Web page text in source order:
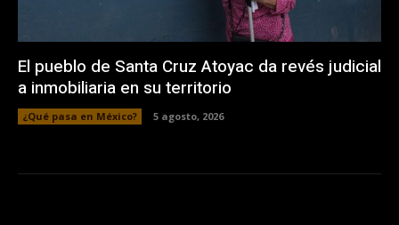
El pueblo de Santa Cruz Atoyac da revés judicial
a inmobiliaria en su territorio
¿Qué pasa en México? 5 agosto, 2026